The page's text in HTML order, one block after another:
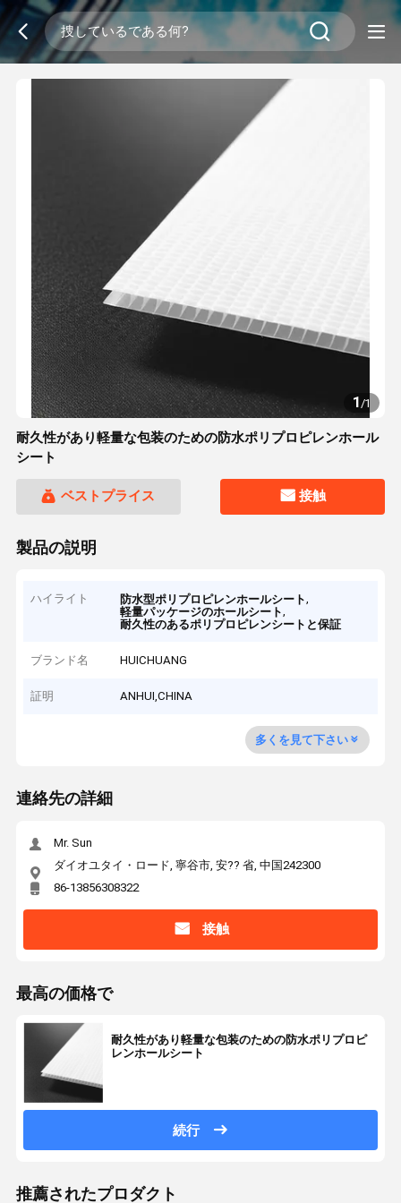
1/1
耐久性があり軽量な包装のための防水ポリプロピレンホール
シート
ベストプライス 接触
製品の説明
ハイライト 防水型ポリプロピレンホールシート,
軽量パッケージのホールシート,
耐久性のあるポリプロピレンシートと保証
ブランド名 HUICHUANG
証明 ANHUI,CHINA
多くを見て下さい
連絡先の詳細
Mr. Sun
ダイオユタイ・ロード, 寧谷市, 安?? 省, 中国242300
86-13856308322
接触
最高の価格で
耐久性があり軽量な包装のための防水ポリプロピ
レンホールシート
続行
推薦されたプロダクト